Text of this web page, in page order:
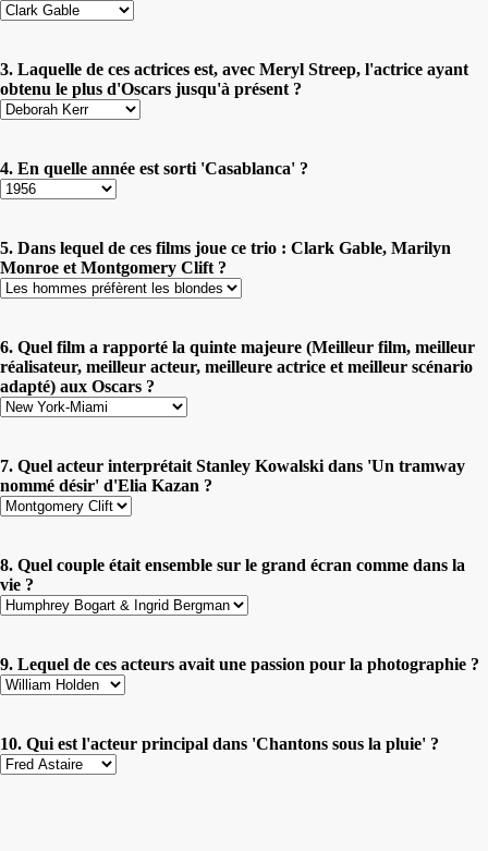
3. Laquelle de ces actrices est, avec Meryl Streep, l'actrice ayant
obtenu le plus d'Oscars jusqu'à présent ?
4. En quelle année est sorti 'Casablanca' ?
5. Dans lequel de ces films joue ce trio : Clark Gable, Marilyn
Monroe et Montgomery Clift ?
6. Quel film a rapporté la quinte majeure (Meilleur film, meilleur
réalisateur, meilleur acteur, meilleure actrice et meilleur scénario
adapté) aux Oscars ?
7. Quel acteur interprétait Stanley Kowalski dans 'Un tramway
nommé désir' d'Elia Kazan ?
8. Quel couple était ensemble sur le grand écran comme dans la
vie ?
9. Lequel de ces acteurs avait une passion pour la photographie ?
10. Qui est l'acteur principal dans 'Chantons sous la pluie' ?